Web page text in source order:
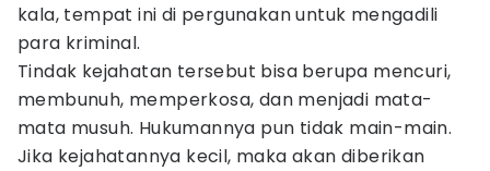
kala, tempat ini di pergunakan untuk mengadili
para kriminal.
Tindak kejahatan tersebut bisa berupa mencuri,
membunuh, memperkosa, dan menjadi mata-
mata musuh. Hukumannya pun tidak main-main.
Jika kejahatannya kecil, maka akan diberikan